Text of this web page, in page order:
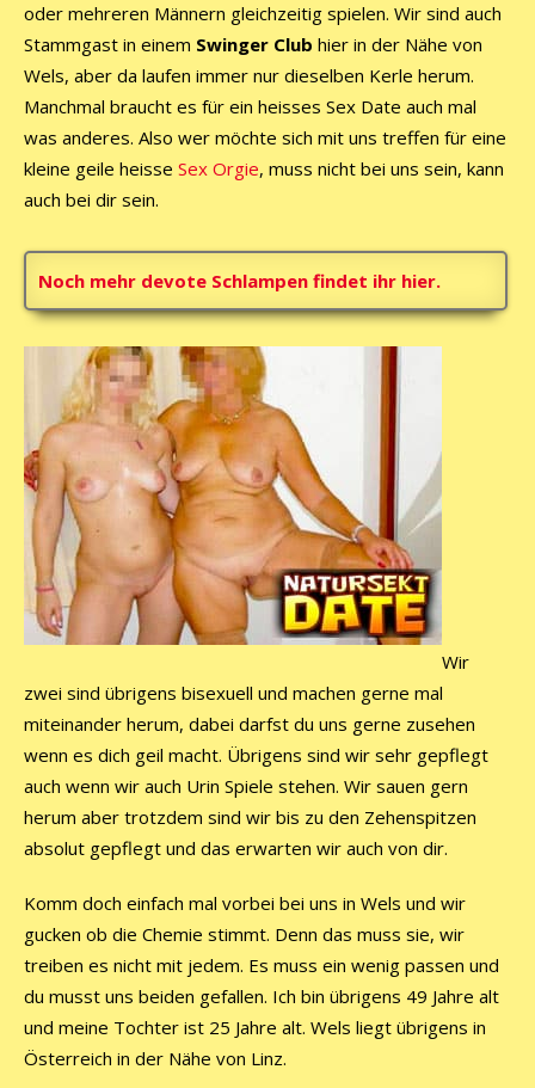
oder mehreren Männern gleichzeitig spielen. Wir sind auch
Stammgast in einem Swinger Club hier in der Nähe von
Wels, aber da laufen immer nur dieselben Kerle herum.
Manchmal braucht es für ein heisses Sex Date auch mal
was anderes. Also wer möchte sich mit uns treffen für eine
kleine geile heisse Sex Orgie, muss nicht bei uns sein, kann
auch bei dir sein.
Noch mehr devote Schlampen findet ihr hier.
Wir
zwei sind übrigens bisexuell und machen gerne mal
miteinander herum, dabei darfst du uns gerne zusehen
wenn es dich geil macht. Übrigens sind wir sehr gepflegt
auch wenn wir auch Urin Spiele stehen. Wir sauen gern
herum aber trotzdem sind wir bis zu den Zehenspitzen
absolut gepflegt und das erwarten wir auch von dir.
Komm doch einfach mal vorbei bei uns in Wels und wir
gucken ob die Chemie stimmt. Denn das muss sie, wir
treiben es nicht mit jedem. Es muss ein wenig passen und
du musst uns beiden gefallen. Ich bin übrigens 49 Jahre alt
und meine Tochter ist 25 Jahre alt. Wels liegt übrigens in
Österreich in der Nähe von Linz.